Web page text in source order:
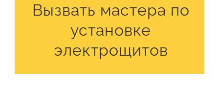
Вызвать мастера по
установке
электрощитов